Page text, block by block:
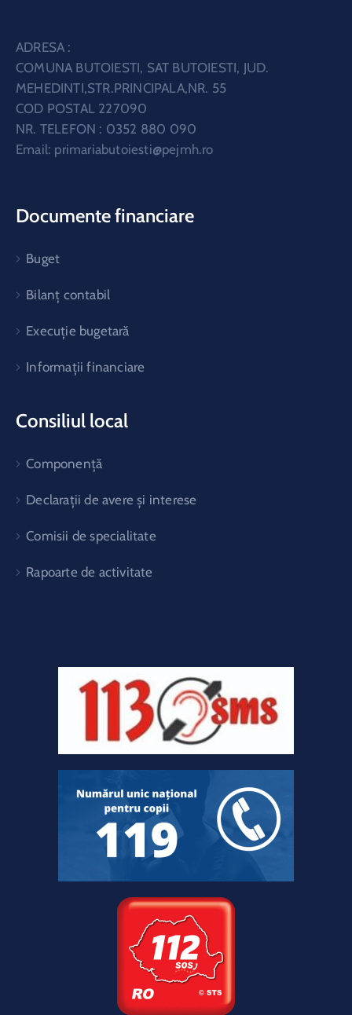
ADRESA :
COMUNA BUTOIESTI, SAT BUTOIESTI, JUD.
MEHEDINTI,STR.PRINCIPALA,NR. 55
COD POSTAL 227090
NR. TELEFON : 0352 880 090
Email: primariabutoiesti@pejmh.ro
Documente financiare
Buget
Bilanț contabil
Execuție bugetară
Informații financiare
Consiliul local
Componență
Declarații de avere și interese
Comisii de specialitate
Rapoarte de activitate